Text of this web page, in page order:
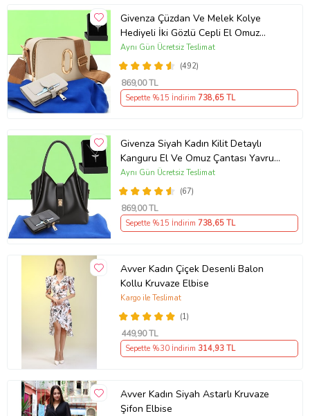
Givenza Çüzdan Ve Melek Kolye
Hediyeli İki Gözlü Cepli El Omuz
Çanta (Krem)
(492)
Aynı Gün Ücretsiz Teslimat
869,00 TL
Sepette %15 İndirim 738,65 TL
Givenza Siyah Kadın Kilit Detaylı
Kanguru El Ve Omuz Çantası Yavru
Çantalı Cüzdan Ve Kolye Hediyeli
(67)
Aynı Gün Ücretsiz Teslimat
869,00 TL
Sepette %15 İndirim 738,65 TL
Avver Kadın Çiçek Desenli Balon
Kollu Kruvaze Elbise
(1)
Kargo ile Teslimat
449,90 TL
Sepette %30 İndirim 314,93 TL
Avver Kadın Siyah Astarlı Kruvaze
Şifon Elbise